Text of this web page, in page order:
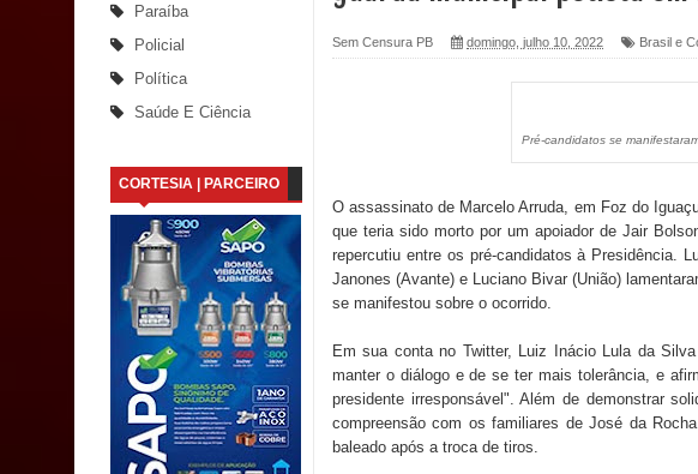
Saúde Bucal: Mais de 470 próteses dentárias já foram entregues pela
Caldas Brandão: Tradicional Festa de Santana 2026 será neste sábado
Nota de pesar: Câmara de Marí lamenta a morte da ex-vereadora Neta do
Prefeito Major Sidnei busca em Brasília recursos para nova Casa de
Denise Ribeiro toma posse no Diretório Nacional do PDT durante
Dois Gigantes da Poesia Paraibana inspiram a IV FEIRA LITERÁRIA DO
Vereador Davyd Matias reúne cerca de 200 lideranças em apoio à pré-
Assembleia Legislativa
Paraíba
Policial
Política
Saúde E Ciência
CORTESIA | PARCEIRO
Sem Censura PB domingo, julho 10, 2022 Brasil e
Pré-candidatos se
O assassinato de Marcelo Arruda, em Foz do
que teria sido morto por um apoiador de Jair
repercutiu entre os pré-candidatos à Presidência.
Janones (Avante) e Luciano Bivar (União)
se manifestou sobre o ocorrido.
Em sua conta no Twitter, Luiz Inácio Lula da
manter o diálogo e de se ter mais tolerância, e
presidente irresponsável". Além de demonstrar
compreensão com os familiares de José da
baleado após a troca de tiros.